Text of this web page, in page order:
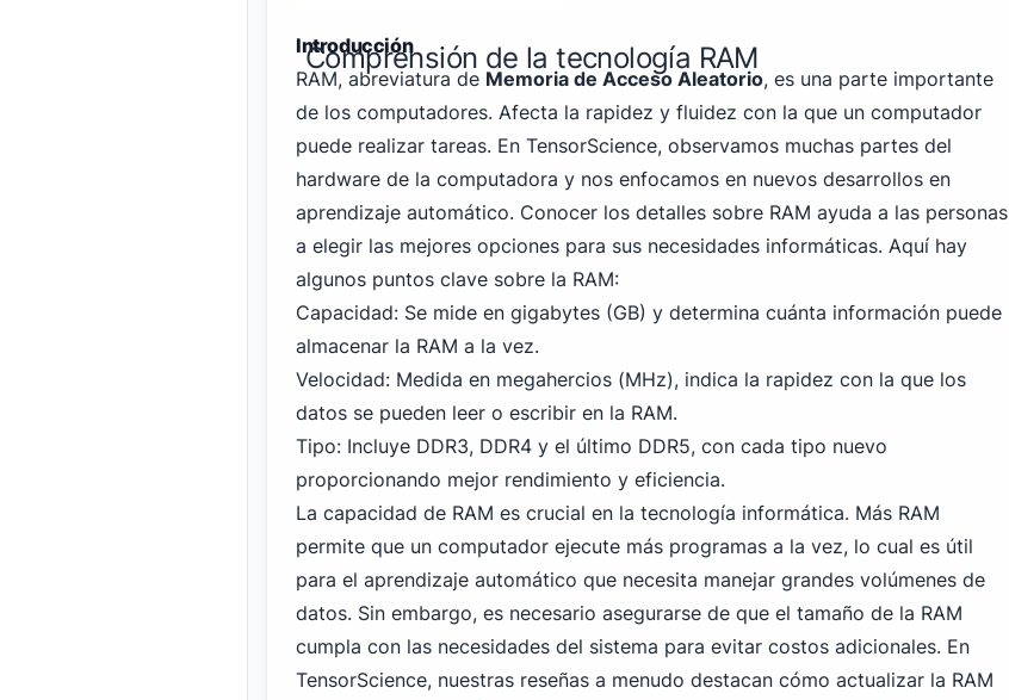
Introducción
Comprensión de la tecnología RAM
RAM, abreviatura de Memoria de Acceso Aleatorio, es una parte importante
de los computadores. Afecta la rapidez y fluidez con la que un computador
puede realizar tareas. En TensorScience, observamos muchas partes del
hardware de la computadora y nos enfocamos en nuevos desarrollos en
aprendizaje automático. Conocer los detalles sobre RAM ayuda a las personas
a elegir las mejores opciones para sus necesidades informáticas. Aquí hay
algunos puntos clave sobre la RAM:
Capacidad: Se mide en gigabytes (GB) y determina cuánta información puede
almacenar la RAM a la vez.
Velocidad: Medida en megahercios (MHz), indica la rapidez con la que los
datos se pueden leer o escribir en la RAM.
Tipo: Incluye DDR3, DDR4 y el último DDR5, con cada tipo nuevo
proporcionando mejor rendimiento y eficiencia.
La capacidad de RAM es crucial en la tecnología informática. Más RAM
permite que un computador ejecute más programas a la vez, lo cual es útil
para el aprendizaje automático que necesita manejar grandes volúmenes de
datos. Sin embargo, es necesario asegurarse de que el tamaño de la RAM
cumpla con las necesidades del sistema para evitar costos adicionales. En
TensorScience, nuestras reseñas a menudo destacan cómo actualizar la RAM